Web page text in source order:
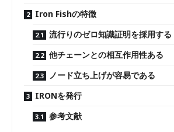
Iron Fishの特徴
流行りのゼロ知識証明を採用する
他チェーンとの相互作用性ある
ノード立ち上げが容易である
IRONを発行
参考文献